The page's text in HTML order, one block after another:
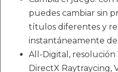
puedes cambiar sin
títulos diferentes y
instantáneamente
All-Digital, resolución
DirectX Raytraycing,